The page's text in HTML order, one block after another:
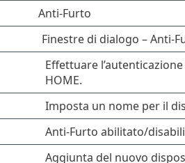
Anti-Furto
Finestre di dialogo – Anti-
Effettuare l’autenticazione
HOME.
Imposta un nome per il
Anti-Furto abilitato/
Aggiunta del nuovo